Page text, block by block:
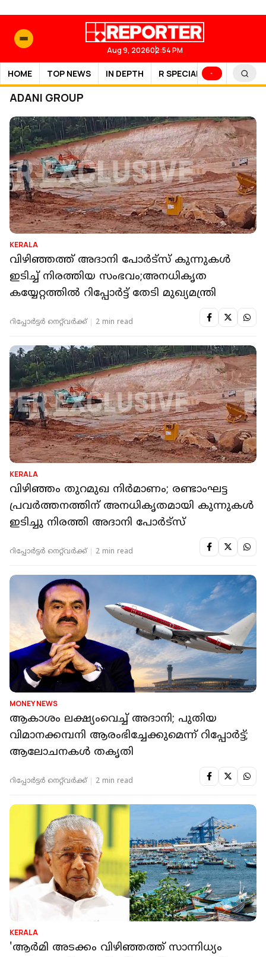
Aug 9, 202602:54 PM
HOME TOP NEWS IN DEPTH R SPECIAL SPORTS
ADANI GROUP
KERALA
വിഴിഞ്ഞത്ത് അദാനി പോർട്സ് കുന്നുകൾ
ഇടിച്ച് നിരത്തിയ സംഭവം;അനധികൃത
കയ്യേറ്റത്തിൽ റിപ്പോർട്ട് തേടി മുഖ്യമന്ത്രി
റിപ്പോർട്ടർ നെറ്റ്‌വര്‍ക്ക്‌ 2 min read
KERALA
വിഴിഞ്ഞം തുറമുഖ നിര്‍മാണം; രണ്ടാംഘട്ട
പ്രവര്‍ത്തനത്തിന് അനധികൃതമായി കുന്നുകള്‍
ഇടിച്ചു നിരത്തി അദാനി പോര്‍ട്സ്
റിപ്പോർട്ടർ നെറ്റ്‌വര്‍ക്ക്‌ 2 min read
MONEY NEWS
ആകാശം ലക്ഷ്യംവെച്ച് അദാനി; പുതിയ
വിമാനക്കമ്പനി ആരംഭിച്ചേക്കുമെന്ന് റിപ്പോർട്ട്;
ആലോചനകൾ തകൃതി
റിപ്പോർട്ടർ നെറ്റ്‌വര്‍ക്ക്‌ 2 min read
KERALA
'ആർമി അടക്കം വിഴിഞ്ഞത്ത് സാന്നിധ്യം